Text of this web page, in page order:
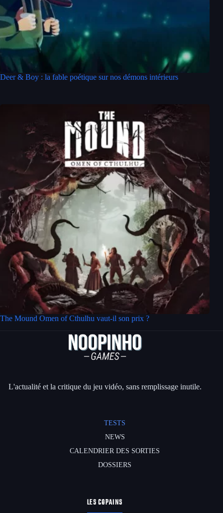
Deer & Boy : la fable poétique sur nos démons intérieurs
The Mound Omen of Cthulhu vaut-il son prix ?
L'actualité et la critique du jeu vidéo, sans remplissage inutile.
TESTS
NEWS
CALENDRIER DES SORTIES
DOSSIERS
LES COPAINS